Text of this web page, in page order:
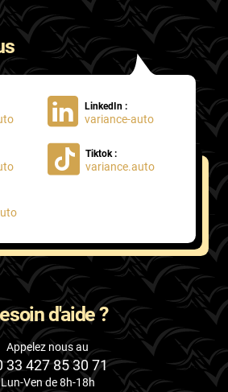
LinkedIn :
variance-auto
Tiktok :
variance.auto
d'aide ?
Appelez nous au
33 427 85 30 71
Lun-Ven de 8h-18h